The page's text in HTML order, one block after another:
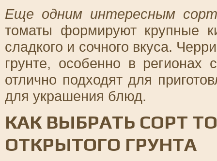
Еще одним интересным
томаты формируют крупные
сладкого и сочного вкуса.
грунте, особенно в
отлично подходят для
для украшения блюд.
КАК ВЫБРАТЬ СОРТ
ОТКРЫТОГО ГРУНТА